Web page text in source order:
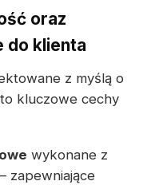
oraz
do klienta
z myślą o
kluczowe cechy
wykonane z
zapewniające